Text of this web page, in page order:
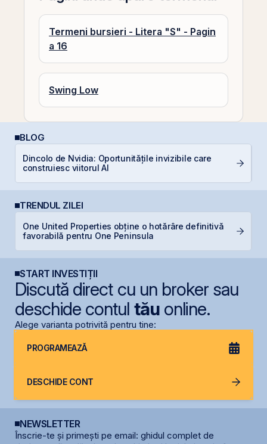
Termeni bursieri - Litera "S" - Pagin
a 16
Swing Low
BLOG
Dincolo de Nvidia: Oportunitățile invizibile care
construiesc viitorul AI
TRENDUL ZILEI
One United Properties obține o hotărâre definitivă
favorabilă pentru One Peninsula
START INVESTIȚII
Discută direct cu un broker sau
deschide contul tăuonline.
Alege varianta potrivită pentru tine:
PROGRAMEAZĂ
DESCHIDE CONT
NEWSLETTER
Înscrie-te și primești pe email: ghidul complet de